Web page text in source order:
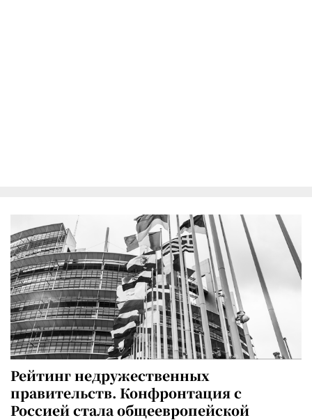
Рейтинг недружественных
правительств. Конфронтация с
Россией стала общеевропейской